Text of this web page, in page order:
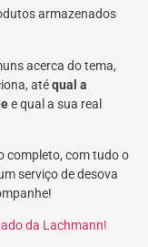
armazenados
acerca do tema,
atéqual a
e qual a sua real
completo, com tudo o
serviço de desova
da Lachmann!